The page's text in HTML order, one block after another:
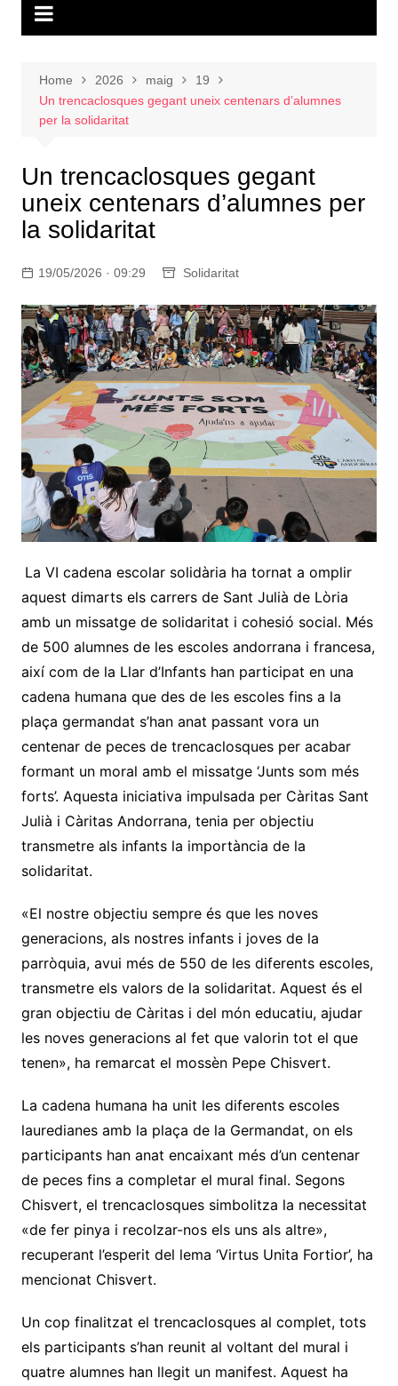
Home 2026 maig
19
Un trencaclosques gegant uneix centenars d’alumnes
per la solidaritat
Un trencaclosques gegant
uneix centenars d’alumnes per
la solidaritat
19/05/2026 · 09:29 Solidaritat
La VI cadena escolar solidària ha tornat a omplir
aquest dimarts els carrers de Sant Julià de Lòria
amb un missatge de solidaritat i cohesió social. Més
de 500 alumnes de les escoles andorrana i francesa,
així com de la Llar d’Infants han participat en una
cadena humana que des de les escoles fins a la
plaça germandat s’han anat passant vora un
centenar de peces de trencaclosques per acabar
formant un moral amb el missatge ‘Junts som més
forts’. Aquesta iniciativa impulsada per Càritas Sant
Julià i Càritas Andorrana, tenia per objectiu
transmetre als infants la importància de la
solidaritat.
«El nostre objectiu sempre és que les noves
generacions, als nostres infants i joves de la
parròquia, avui més de 550 de les diferents escoles,
transmetre els valors de la solidaritat. Aquest és el
gran objectiu de Càritas i del món educatiu, ajudar
les noves generacions al fet que valorin tot el que
tenen», ha remarcat el mossèn Pepe Chisvert.
La cadena humana ha unit les diferents escoles
lauredianes amb la plaça de la Germandat, on els
participants han anat encaixant més d’un centenar
de peces fins a completar el mural final. Segons
Chisvert, el trencaclosques simbolitza la necessitat
«de fer pinya i recolzar-nos els uns als altre»,
recuperant l’esperit del lema ‘Virtus Unita Fortior’, ha
mencionat Chisvert.
Un cop finalitzat el trencaclosques al complet, tots
els participants s’han reunit al voltant del mural i
quatre alumnes han llegit un manifest. Aquest ha